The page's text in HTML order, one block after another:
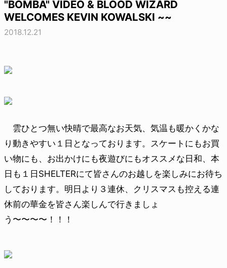
"BOMBA" VIDEO & BLOOD WIZARD
WELCOMES KEVIN KOWALSKI ~~
2018.12.21
雲ひとつ無い快晴で最高なお天気、気温も暖かくかな
り動きやすい１日となっております。スケートにもお買
い物にも、お出かけにも夜遊びにもオススメな日和、本
日も１日SHELTERにて皆さんのお越しを楽しみにお待ち
しております。明日より３連休、クリスマスも控える連
休前の華金を皆さん楽しんで行きましょ
う〜〜〜〜！！！